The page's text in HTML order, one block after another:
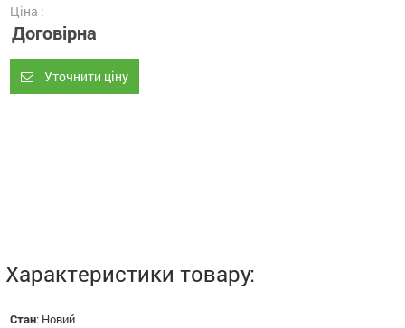
Ціна :
Договірна
Уточнити ціну
Характеристики товару:
Стан: Новий